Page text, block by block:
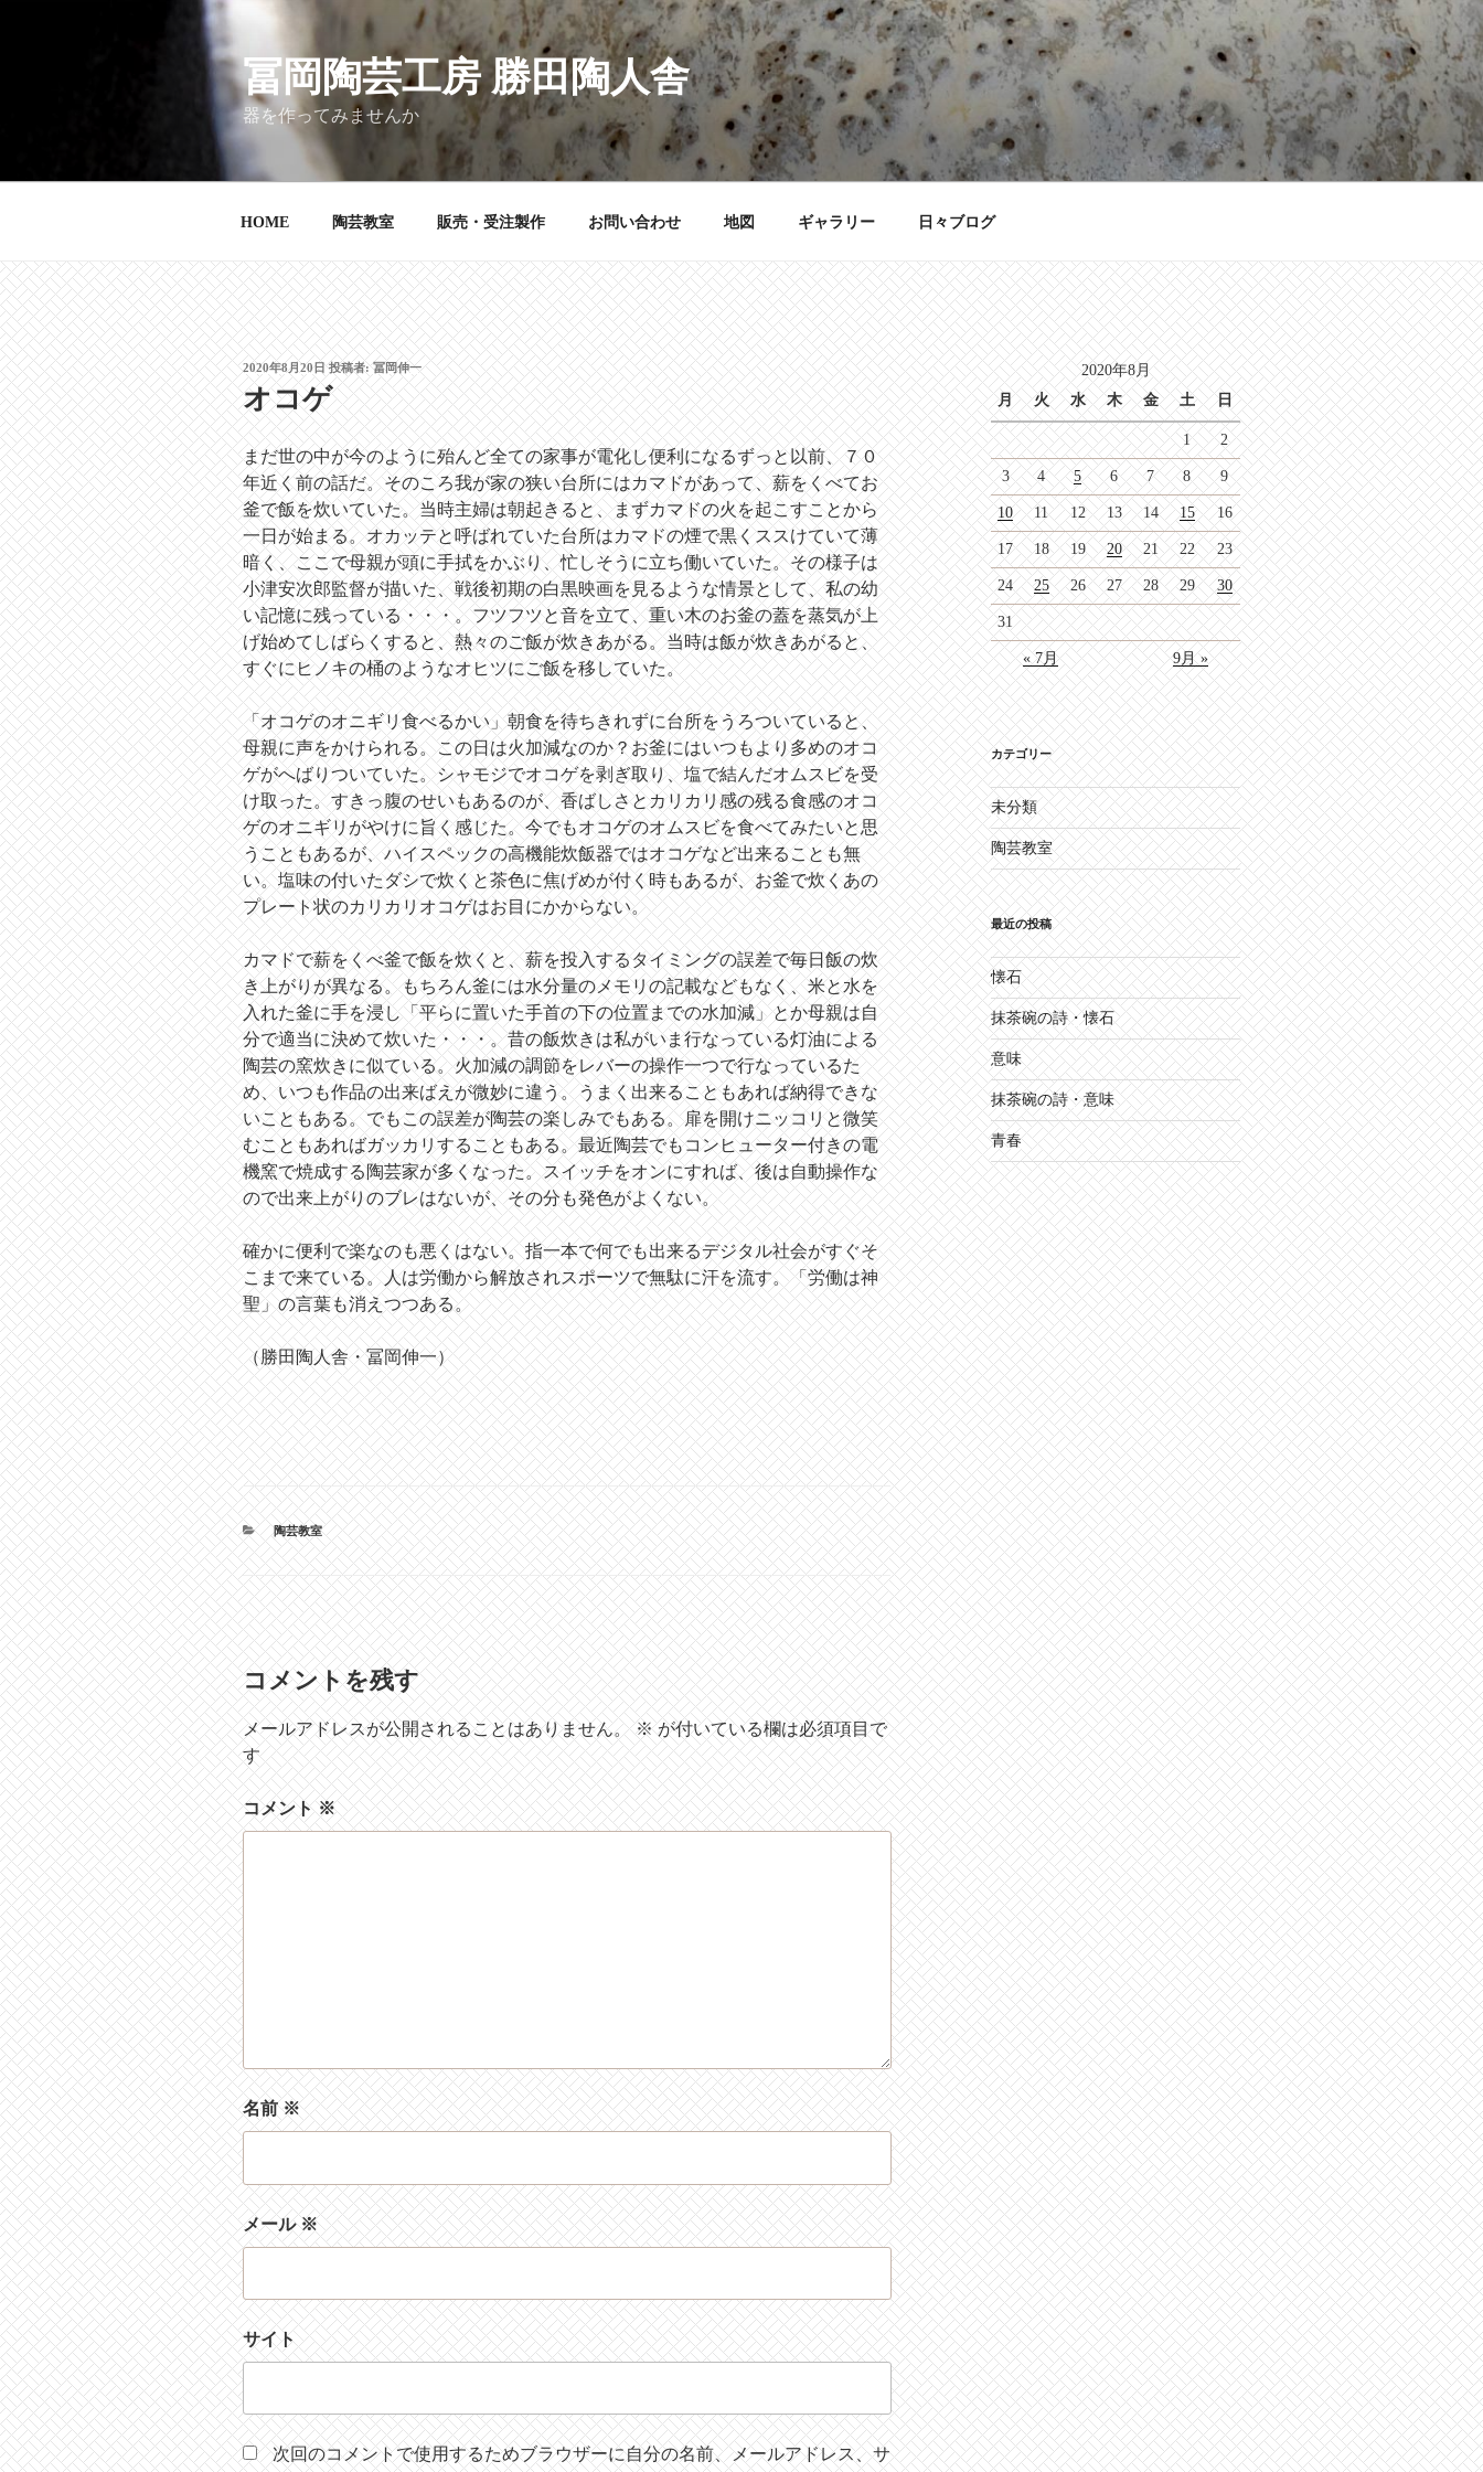
冨岡陶芸工房 勝田陶人舎
器を作ってみませんか
HOME 陶芸教室 販売・受注製作 お問い合わせ 地図 ギャラリー 日々ブログ
投
稿
日:
2020年8月20日投稿者:冨岡伸一
オコゲ
まだ世の中が今のように殆んど全ての家事が電化し便利になるずっと以前、７０
年近く前の話だ。そのころ我が家の狭い台所にはカマドがあって、薪をくべてお
釜で飯を炊いていた。当時主婦は朝起きると、まずカマドの火を起こすことから
一日が始まる。オカッテと呼ばれていた台所はカマドの煙で黒くススけていて薄
暗く、ここで母親が頭に手拭をかぶり、忙しそうに立ち働いていた。その様子は
小津安次郎監督が描いた、戦後初期の白黒映画を見るような情景として、私の幼
い記憶に残っている・・・。フツフツと音を立て、重い木のお釜の蓋を蒸気が上
げ始めてしばらくすると、熱々のご飯が炊きあがる。当時は飯が炊きあがると、
すぐにヒノキの桶のようなオヒツにご飯を移していた。
「オコゲのオニギリ食べるかい」朝食を待ちきれずに台所をうろついていると、
母親に声をかけられる。この日は火加減なのか？お釜にはいつもより多めのオコ
ゲがへばりついていた。シャモジでオコゲを剥ぎ取り、塩で結んだオムスビを受
け取った。すきっ腹のせいもあるのが、香ばしさとカリカリ感の残る食感のオコ
ゲのオニギリがやけに旨く感じた。今でもオコゲのオムスビを食べてみたいと思
うこともあるが、ハイスペックの高機能炊飯器ではオコゲなど出来ることも無
い。塩味の付いたダシで炊くと茶色に焦げめが付く時もあるが、お釜で炊くあの
プレート状のカリカリオコゲはお目にかからない。
カマドで薪をくべ釜で飯を炊くと、薪を投入するタイミングの誤差で毎日飯の炊
き上がりが異なる。もちろん釜には水分量のメモリの記載などもなく、米と水を
入れた釜に手を浸し「平らに置いた手首の下の位置までの水加減」とか母親は自
分で適当に決めて炊いた・・・。昔の飯炊きは私がいま行なっている灯油による
陶芸の窯炊きに似ている。火加減の調節をレバーの操作一つで行なっているた
め、いつも作品の出来ばえが微妙に違う。うまく出来ることもあれば納得できな
いこともある。でもこの誤差が陶芸の楽しみでもある。扉を開けニッコリと微笑
むこともあればガッカリすることもある。最近陶芸でもコンヒューター付きの電
機窯で焼成する陶芸家が多くなった。スイッチをオンにすれば、後は自動操作な
ので出来上がりのブレはないが、その分も発色がよくない。
確かに便利で楽なのも悪くはない。指一本で何でも出来るデジタル社会がすぐそ
こまで来ている。人は労働から解放されスポーツで無駄に汗を流す。「労働は神
聖」の言葉も消えつつある。
（勝田陶人舎・冨岡伸一）
カ
テ
ゴ
リ
ー
陶芸教室
コメントを残す
メールアドレスが公開されることはありません。 ※が付いている欄は必須項目で
す
コメント※
名前※
メール※
サイト
次回のコメントで使用するためブラウザーに自分の名前、メールアドレス、サ
2020年8月
月
火 水 木 金 土 日
1 2
3 4 5 6 7 8 9
10 11 12 13 14 15 16
17 18 19 20 21 22 23
24 25 26 27 28 29 30
31
« 7月 9月 »
カテゴリー
未分類
陶芸教室
最近の投稿
懐石
抹茶碗の詩・懐石
意味
抹茶碗の詩・意味
青春